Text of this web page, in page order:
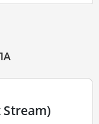
Stream)